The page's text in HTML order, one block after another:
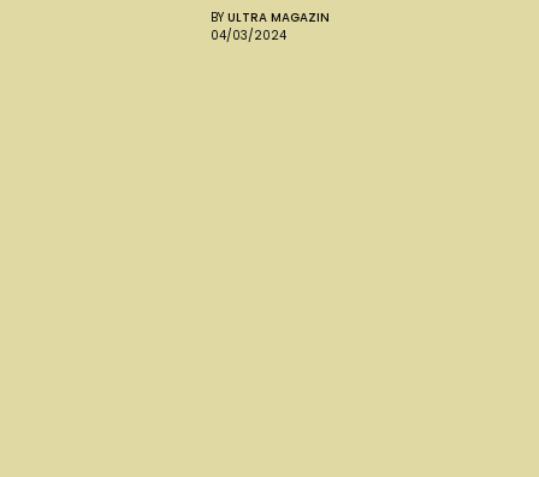
BY ULTRA MAGAZIN
04/03/2024